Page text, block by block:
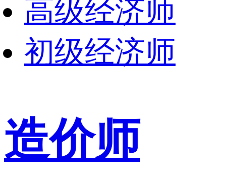
高级经济师
初级经济师
造价师